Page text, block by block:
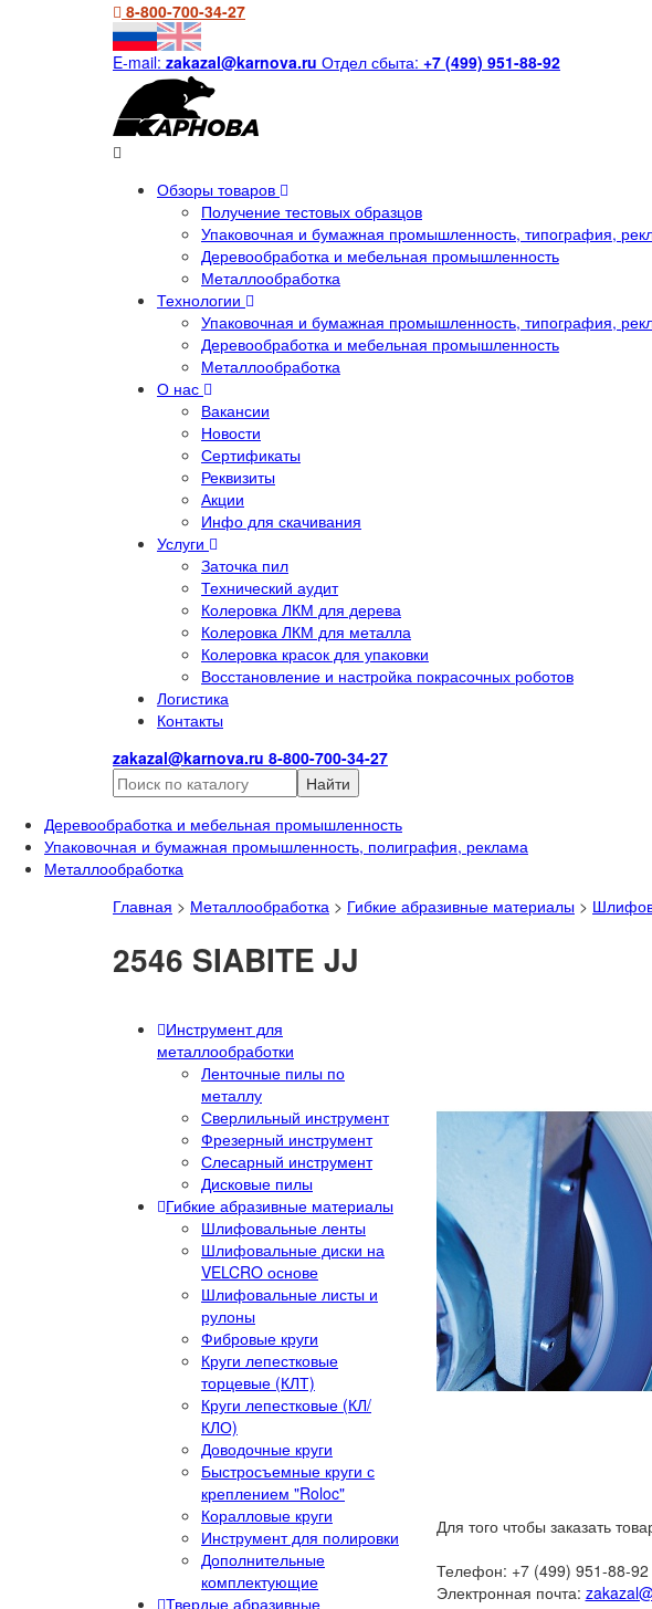
8-800-700-34-27
E-mail: zakazal@karnova.ru Отдел сбыта: +7 (499) 951-88-92
Обзоры товаров
Получение тестовых образцов
Упаковочная и бумажная промышленность, типография,
Деревообработка и мебельная промышленность
Металлообработка
Технологии
Упаковочная и бумажная промышленность, типография,
Деревообработка и мебельная промышленность
Металлообработка
О нас
Вакансии
Новости
Сертификаты
Реквизиты
Акции
Инфо для скачивания
Услуги
Заточка пил
Технический аудит
Колеровка ЛКМ для дерева
Колеровка ЛКМ для металла
Колеровка красок для упаковки
Восстановление и настройка покрасочных роботов
Логистика
Контакты
zakazal@karnova.ru 8-800-700-34-27
Найти
Деревообработка и мебельная промышленность
Упаковочная и бумажная промышленность, полиграфия, реклама
Металлообработка
Главная > Металлообработка > Гибкие абразивные материалы >
2546 SIABITE JJ
Инструмент для
металлообработки
Ленточные пилы по
металлу
Сверлильный инструмент
Фрезерный инструмент
Слесарный инструмент
Дисковые пилы
Гибкие абразивные материалы
Шлифовальные ленты
Шлифовальные диски на
VELCRO основе
Шлифовальные листы и
рулоны
Фибровые круги
Круги лепестковые
торцевые (КЛТ)
Круги лепестковые (КЛ/
КЛО)
Доводочные круги
Быстросъемные круги с
креплением "Roloc"
Коралловые круги
Инструмент для полировки
Дополнительные
комплектующие
Твердые абразивные
Для того чтобы заказать
Телефон: +7 (499) 951-88-92
Электронная почта: